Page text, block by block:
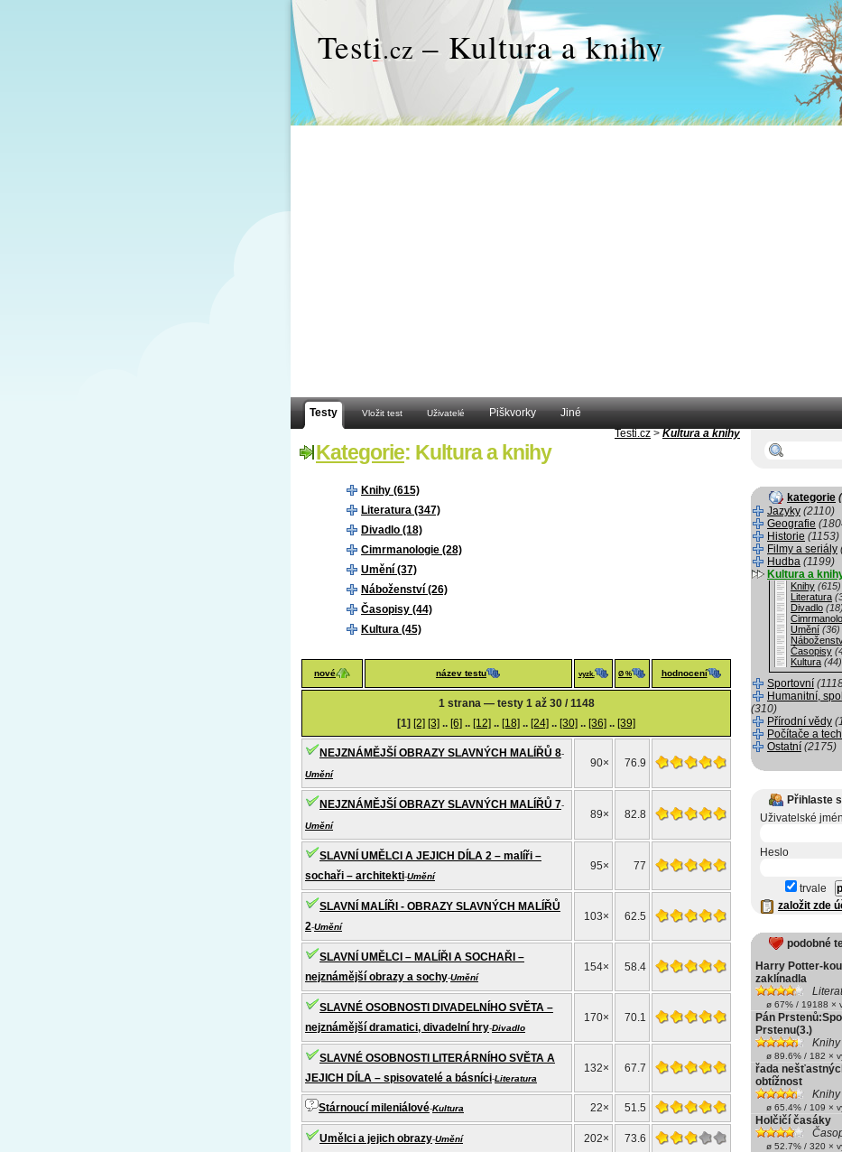
Testi.cz – Kultura a knihy
Testy Vložit test Uživatelé Piškvorky
Jiné
Testi.cz > Kultura a knihy
Kategorie: Kultura a knihy
Knihy (615)
Literatura (347)
Divadlo (18)
Cimrmanologie (28)
Umění (37)
Náboženství (26)
Časopisy (44)
Kultura (45)
nové název testu vyzk. Ø % hodnocení
1 strana — testy 1 až 30 / 1148
[1] [2] [3] .. [6] .. [12] .. [18] .. [24] .. [30] .. [36] .. [39]
NEJZNÁMĚJŠÍ OBRAZY SLAVNÝCH MALÍŘŮ 8-
Umění
90× 76.9
NEJZNÁMĚJŠÍ OBRAZY SLAVNÝCH MALÍŘŮ 7-
Umění
89× 82.8
SLAVNÍ UMĚLCI A JEJICH DÍLA 2 – malíři –
sochaři – architekti-Umění
95× 77
SLAVNÍ MALÍŘI - OBRAZY SLAVNÝCH MALÍŘŮ
2-Umění
103× 62.5
SLAVNÍ UMĚLCI – MALÍŘI A SOCHAŘI –
nejznámější obrazy a sochy-Umění
154× 58.4
SLAVNÉ OSOBNOSTI DIVADELNÍHO SVĚTA –
nejznámější dramatici, divadelní hry-Divadlo
170× 70.1
SLAVNÉ OSOBNOSTI LITERÁRNÍHO SVĚTA A
JEJICH DÍLA – spisovatelé a básníci-Literatura
132× 67.7
Stárnoucí mileniálové-Kultura 22× 51.5
Umělci a jejich obrazy-Umění 202× 73.6
kategorie
Jazyky (2110)
Geografie
Historie (1153)
Filmy a seriály
Hudba (1199)
Kultura a
Knihy (615)
Literatura
Divadlo (18)
Umění (36)
Časopisy
Kultura (44)
Sportovní
Humanitní,
(310)
Přírodní vědy
Počítače a
Ostatní (2175)
Přihlaste
Uživatelské
Heslo
trvale
založit zde
podobné
Harry Potter-
zaklínadla
ø 67% / 19188 ×
Pán
Prstenu(3.)
Knihy
ø 89.6% / 182 ×
řada
obtížnost
Knihy
ø 65.4% / 109 ×
Holčičí časáky
ø 52.7% / 320 ×